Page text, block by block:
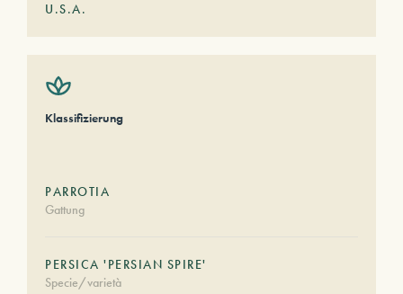
U.S.A.
Klassifizierung
PARROTIA
Gattung
PERSICA 'PERSIAN SPIRE'
Specie/varietà